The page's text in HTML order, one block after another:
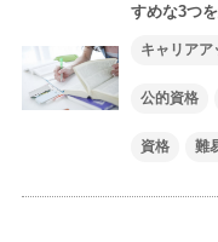
すめな3つを
キャリアア
公的資格
資格 難